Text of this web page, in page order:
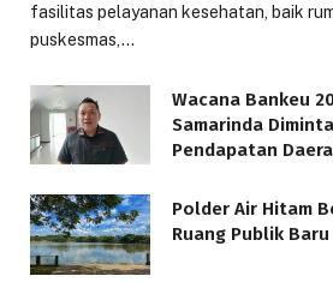
fasilitas pelayanan kesehatan, baik
puskesmas,…
Wacana Bankeu
Samarinda
Pendapatan
Polder Air Hitam
Ruang Publik